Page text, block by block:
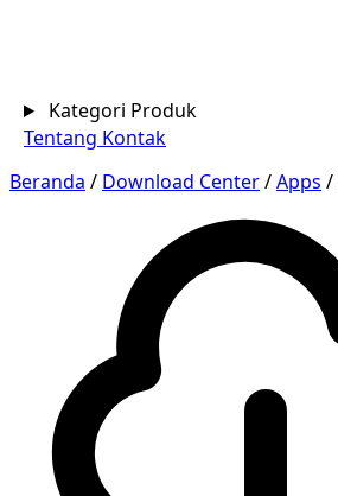
Kategori Produk
Tentang Kontak
Beranda / Download Center/Apps /